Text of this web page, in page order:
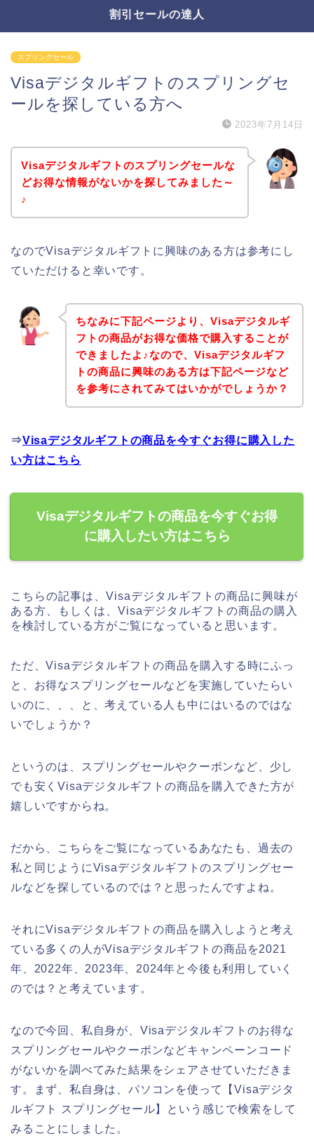
割引セールの達人
スプリングセール
Visaデジタルギフトのスプリングセ
ールを探している方へ
2023年7月14日
Visaデジタルギフトのスプリングセールな
どお得な情報がないかを探してみました～
♪
なのでVisaデジタルギフトに興味のある方は参考にし
ていただけると幸いです。
ちなみに下記ページより、Visaデジタルギ
フトの商品がお得な価格で購入することが
できましたよ♪なので、Visaデジタルギフ
トの商品に興味のある方は下記ページなど
を参考にされてみてはいかがでしょうか？
⇒Visaデジタルギフトの商品を今すぐお得に購入した
い方はこちら
Visaデジタルギフトの商品を今すぐお得
に購入したい方はこちら
こちらの記事は、Visaデジタルギフトの商品に興味が
ある方、もしくは、Visaデジタルギフトの商品の購入
を検討している方がご覧になっていると思います。
ただ、Visaデジタルギフトの商品を購入する時にふっ
と、お得なスプリングセールなどを実施していたらい
いのに、、、と、考えている人も中にはいるのではな
いでしょうか？
というのは、スプリングセールやクーポンなど、少し
でも安くVisaデジタルギフトの商品を購入できた方が
嬉しいですからね。
だから、こちらをご覧になっているあなたも、過去の
私と同じようにVisaデジタルギフトのスプリングセー
ルなどを探しているのでは？と思ったんですよね。
それにVisaデジタルギフトの商品を購入しようと考え
ている多くの人がVisaデジタルギフトの商品を2021
年、2022年、2023年、2024年と今後も利用していく
のでは？と考えています。
なので今回、私自身が、Visaデジタルギフトのお得な
スプリングセールやクーポンなどキャンペーンコード
がないかを調べてみた結果をシェアさせていただきま
す。まず、私自身は、パソコンを使って【Visaデジタ
ルギフト スプリングセール】という感じで検索をして
みることにしました。